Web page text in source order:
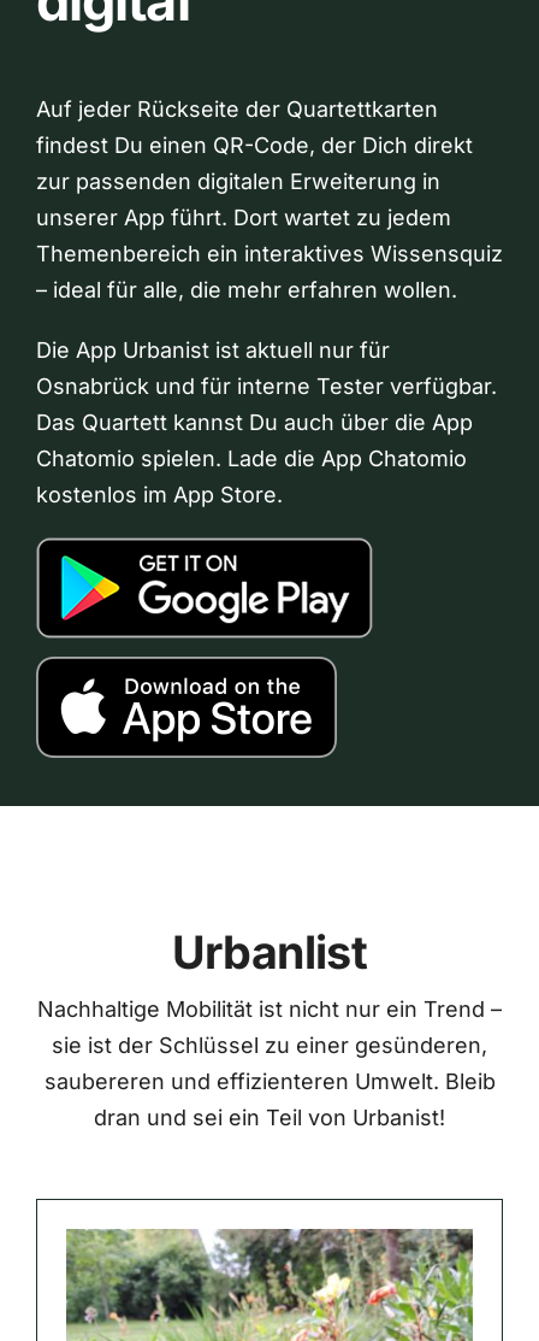
Auf jeder Rückseite der Quartettkarten
findest Du einen QR-Code, der Dich direkt
zur passenden digitalen Erweiterung in
unserer App führt. Dort wartet zu jedem
Themenbereich ein interaktives Wissensquiz
– ideal für alle, die mehr erfahren wollen.
Die App Urbanist ist aktuell nur für
Osnabrück und für interne Tester verfügbar.
Das Quartett kannst Du auch über die App
Chatomio spielen. Lade die App Chatomio
kostenlos im App Store.
Urbanlist
Nachhaltige Mobilität ist nicht nur ein Trend –
sie ist der Schlüssel zu einer gesünderen,
saubereren und effizienteren Umwelt. Bleib
dran und sei ein Teil von Urbanist!